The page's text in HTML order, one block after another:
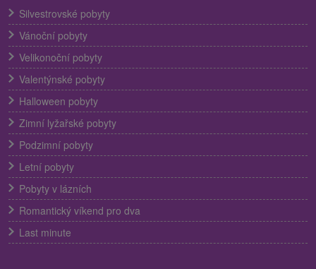
Silvestrovské pobyty
Vánoční pobyty
Velikonoční pobyty
Valentýnské pobyty
Halloween pobyty
Zimní lyžařské pobyty
Podzimní pobyty
Letní pobyty
Pobyty v lázních
Romantický víkend pro dva
Last minute